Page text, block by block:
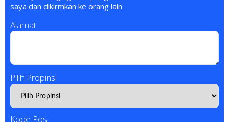
saya dan dikirmkan ke orang lain
Alamat
Pilih Propinsi
Kode Pos